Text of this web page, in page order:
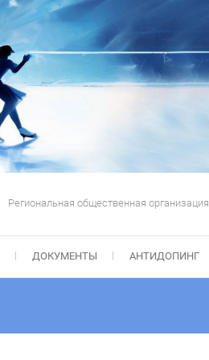
Региональная общественная организация
ДОКУМЕНТЫ АНТИДОПИНГ